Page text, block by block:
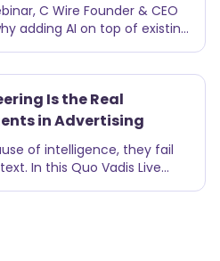
C Wire Founder & CEO
adding AI on top of existing
to valuation
a practical look at how AI
advertising companies are
Is the Real
in Advertising
of intelligence, they fail
In this Quo Vadis Live